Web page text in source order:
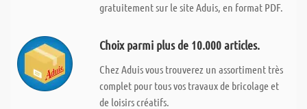
gratuitement sur le site Aduis, en format PDF.
Choix parmi plus de 10.000 articles.
Chez Aduis vous trouverez un assortiment très
complet pour tous vos travaux de bricolage et
de loisirs créatifs.